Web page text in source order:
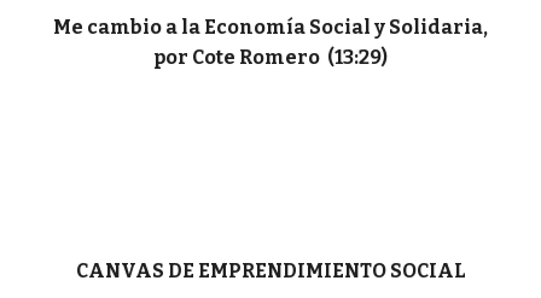
Me cambio a la Economía Social y Solidaria,
por Cote Romero (13:29)
CANVAS DE EMPRENDIMIENTO SOCIAL